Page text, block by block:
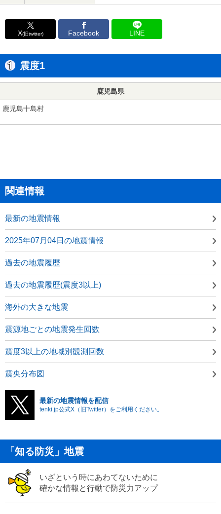
X(旧twitter) Facebook LINE
震度1
鹿児島県
鹿児島十島村
関連情報
最新の地震情報
2025年07月04日の地震情報
過去の地震履歴
過去の地震履歴(震度3以上)
海外の大きな地震
震源地ごとの地震発生回数
震度3以上の地域別観測回数
震央分布図
最新の地震情報を配信
tenki.jp公式X（旧Twitter）をご利用ください。
「知る防災」地震
いざという時にあわてないために
確かな情報と行動で防災力アップ